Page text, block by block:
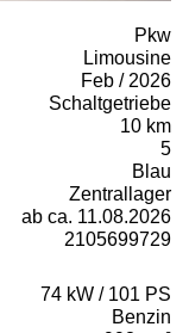
Pkw
Limousine
Feb / 2026
Schaltgetriebe
10 km
5
Blau
Zentrallager
ab ca. 11.08.2026
2105699729
74 kW / 101 PS
Benzin